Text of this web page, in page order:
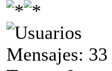
Mensajes: 33